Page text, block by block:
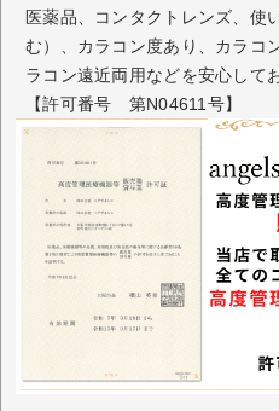
医薬品、コンタクトレンズ、使
む）、カラコン度あり、カラコ
ラコン遠近両用などを安心して
【許可番号 第N04611号】